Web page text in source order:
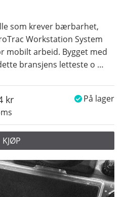
som krever bærbarhet,
Workstation System
mobilt arbeid. Bygget med
bransjens letteste o …
På lager
KJØP